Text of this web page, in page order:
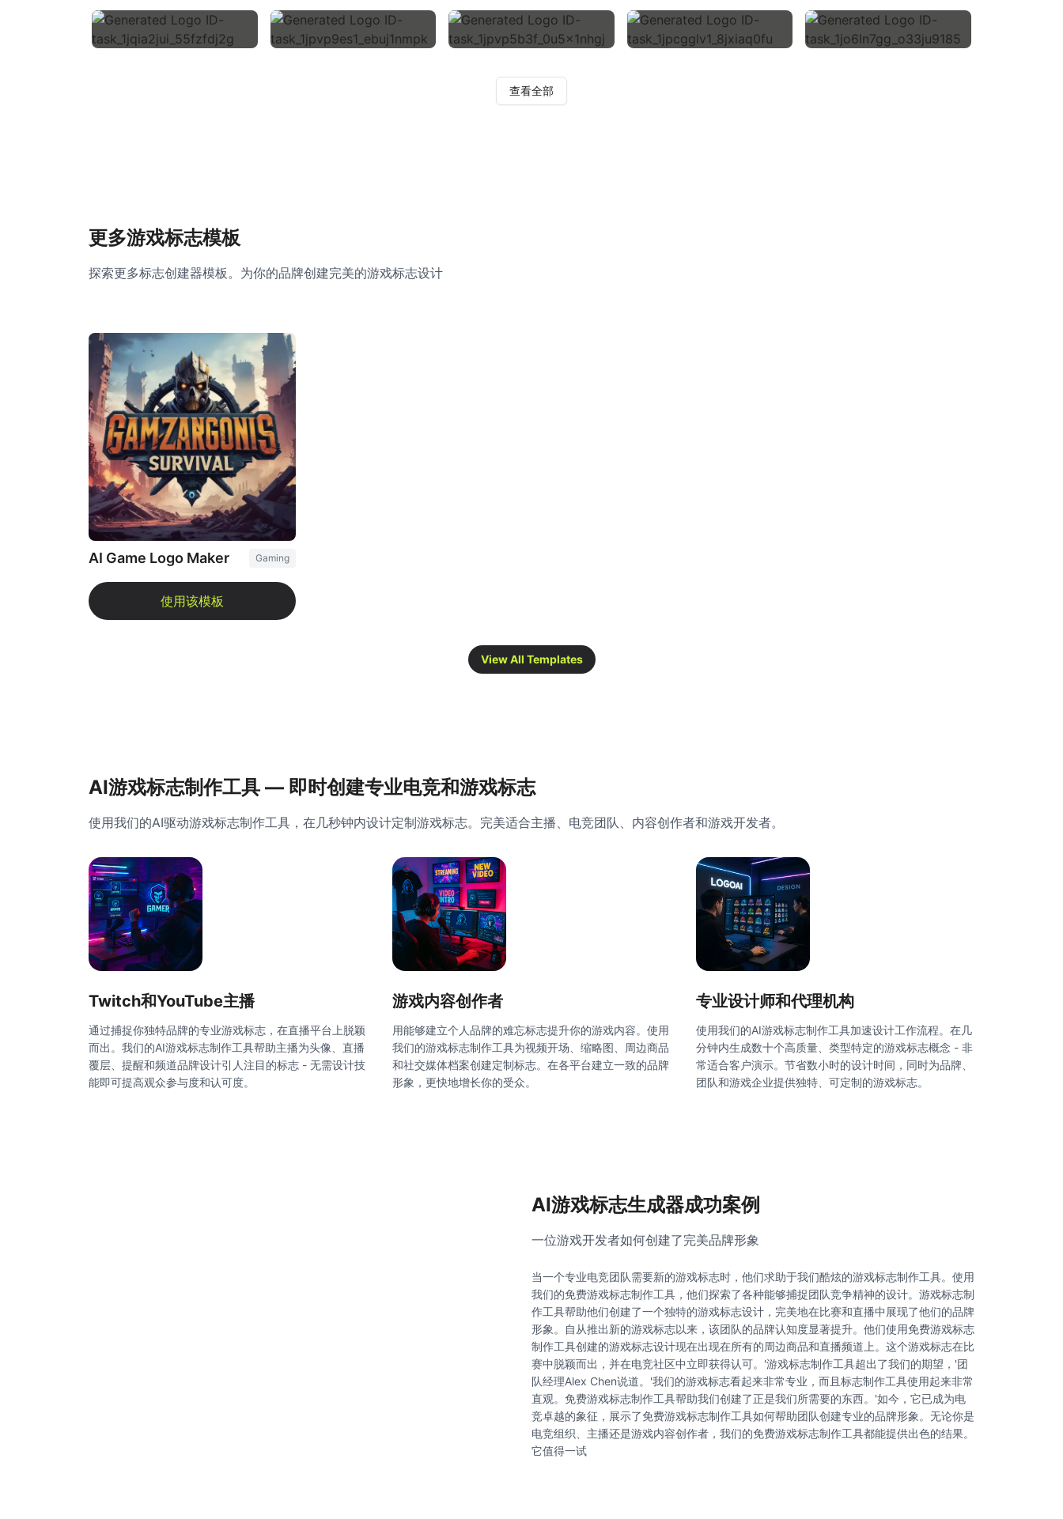
查看全部
更多游戏标志模板
探索更多标志创建器模板。为你的品牌创建完美的游戏标志设计
AI Game Logo Maker Gaming
View All Templates
AI游戏标志制作工具 — 即时创建专业电竞和游戏标志
使用我们的AI驱动游戏标志制作工具，在几秒钟内设计定制游戏标志。完美适合主播、电竞团队、内容创作者和游戏开发者。
Twitch和YouTube主播
通过捕捉你独特品牌的专业游戏标志，在直播平台上脱颖
而出。我们的AI游戏标志制作工具帮助主播为头像、直播
覆层、提醒和频道品牌设计引人注目的标志 - 无需设计技
能即可提高观众参与度和认可度。
游戏内容创作者
用能够建立个人品牌的难忘标志提升你的游戏内容。使用
我们的游戏标志制作工具为视频开场、缩略图、周边商品
和社交媒体档案创建定制标志。在各平台建立一致的品牌
形象，更快地增长你的受众。
专业设计师和代理机构
使用我们的AI游戏标志制作工具加速设计工作流程。在几
分钟内生成数十个高质量、类型特定的游戏标志概念 - 非
常适合客户演示。节省数小时的设计时间，同时为品牌、
团队和游戏企业提供独特、可定制的游戏标志。
AI游戏标志生成器成功案例
一位游戏开发者如何创建了完美品牌形象
当一个专业电竞团队需要新的游戏标志时，他们求助于我们酷炫的游戏标志制作工具。使用
我们的免费游戏标志制作工具，他们探索了各种能够捕捉团队竞争精神的设计。游戏标志制
作工具帮助他们创建了一个独特的游戏标志设计，完美地在比赛和直播中展现了他们的品牌
形象。自从推出新的游戏标志以来，该团队的品牌认知度显著提升。他们使用免费游戏标志
制作工具创建的游戏标志设计现在出现在所有的周边商品和直播频道上。这个游戏标志在比
赛中脱颖而出，并在电竞社区中立即获得认可。'游戏标志制作工具超出了我们的期望，'团
队经理Alex Chen说道。'我们的游戏标志看起来非常专业，而且标志制作工具使用起来非常
直观。免费游戏标志制作工具帮助我们创建了正是我们所需要的东西。'如今，它已成为电
竞卓越的象征，展示了免费游戏标志制作工具如何帮助团队创建专业的品牌形象。无论你是
电竞组织、主播还是游戏内容创作者，我们的免费游戏标志制作工具都能提供出色的结果。
它值得一试